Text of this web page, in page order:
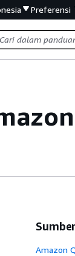
Preferensi
Amazon